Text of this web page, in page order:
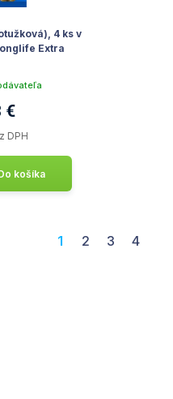
4 ks v
Extra
€
DPH
košíka
1 2 3 4